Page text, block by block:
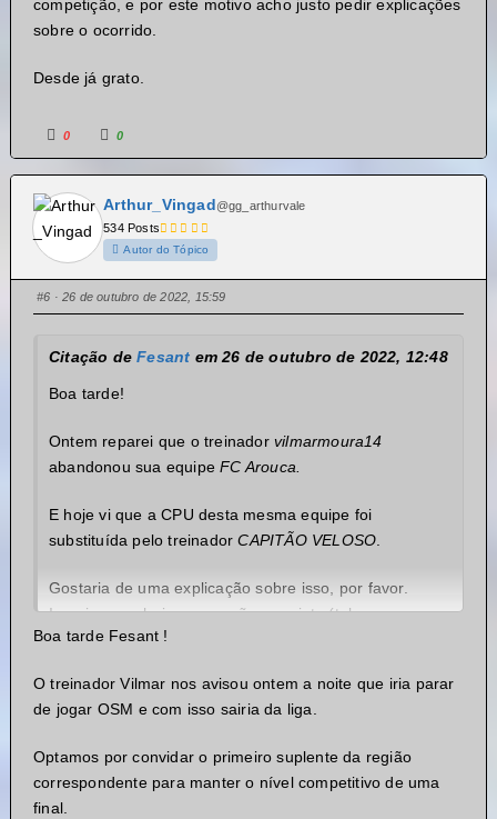
competição, e por este motivo acho justo pedir explicações
sobre o ocorrido.
Desde já grato.
0 0
Arthur_Vingad@gg_arthurvale
534 Posts
Autor do Tópico
#6 · 26 de outubro de 2022, 15:59
Citação deFesant em 26 de outubro de 2022, 12:48
Boa tarde!
Ontem reparei que o treinador vilmarmoura14
abandonou sua equipeFC Arouca.
E hoje vi que a CPU desta mesma equipe foi
substituída pelo treinadorCAPITÃO VELOSO
Gostaria de uma explicação sobre isso, por favor.
Imagino que haja uma razão para isto (talvez
abandono por questões de saúde, não sei). Porque
que:
nenhuma correção será feita na pontuação da liga,
CPU’s não serão substituídas.
Boa tarde Fesant !
O treinador Vilmar nos avisou ontem a noite que iria parar
de jogar OSM e com isso sairia da liga.
Optamos por convidar o primeiro suplente da região
correspondente para manter o nível competitivo de uma
final.